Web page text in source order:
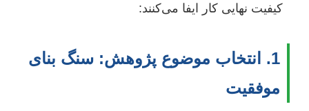
کیفیت نهایی کار ایفا می‌کنند:
1. انتخاب موضوع پژوهش: سنگ بنای
موفقیت